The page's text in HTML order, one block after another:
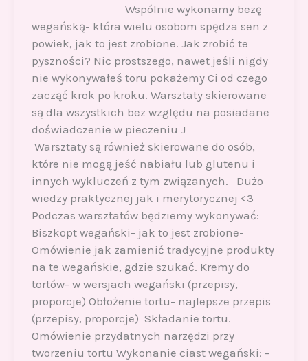
Wspólnie wykonamy bezę
wegańską- która wielu osobom spędza sen z
powiek, jak to jest zrobione. Jak zrobić te
pyszności? Nic prostszego, nawet jeśli nigdy
nie wykonywałeś toru pokażemy Ci od czego
zacząć krok po kroku. Warsztaty skierowane
są dla wszystkich bez względu na posiadane
doświadczenie w pieczeniu J
Warsztaty są również skierowane do osób,
które nie mogą jeść nabiału lub glutenu i
innych wykluczeń z tym związanych. Dużo
wiedzy praktycznej jak i merytorycznej <3
Podczas warsztatów będziemy wykonywać:
Biszkopt wegański- jak to jest zrobione-
Omówienie jak zamienić tradycyjne produkty
na te wegańskie, gdzie szukać. Kremy do
tortów- w wersjach wegański (przepisy,
proporcje) Obłożenie tortu- najlepsze przepis
(przepisy, proporcje) Składanie tortu.
Omówienie przydatnych narzędzi przy
tworzeniu tortu Wykonanie ciast wegański: –